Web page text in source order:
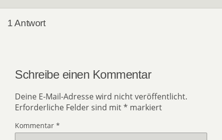
1 Antwort
Schreibe einen Kommentar
Deine E-Mail-Adresse wird nicht veröffentlicht.
Erforderliche Felder sind mit* markiert
Kommentar *